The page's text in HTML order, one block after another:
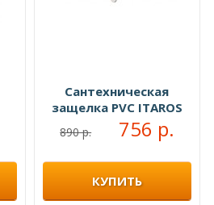
Сантехническая
защелка PVC ITAROS
96х50 белый никель
SN
890 р. 756 р.
КУПИТЬ